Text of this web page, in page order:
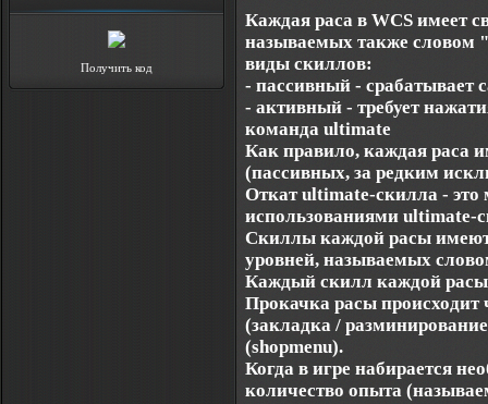
Получить код
Каждая раса в WCS имеет
называемых также словом
виды скиллов:
- пассивный - срабатывает
- активный - требует
команда ultimate
Как правило, каждая раса
(пассивных, за редким
Откат ultimate-скилла -
использованиями ultimate-
Скиллы каждой расы имеют
уровней, называемых
Каждый скилл каждой
Прокачка расы происходит
(закладка /
(shopmenu).
Когда в игре набирается
количество опыта